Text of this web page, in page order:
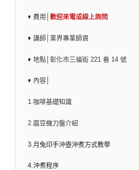
♦ 費用│ 歡迎來電或線上詢問
♦ 講師│業界專業師資
♦ 地點│彰化市三福街 221 巷 14 號
♦ 內容│
1.咖啡基礎知識
2.磨豆機刀盤介紹
3.月兔印手沖壺沖煮方式教學
4.沖煮程序